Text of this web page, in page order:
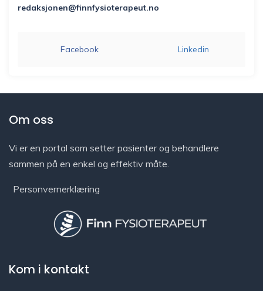
redaksjonen@finnfysioterapeut.no
Facebook Linkedin
Om oss
Vi er en portal som setter pasienter og behandlere
sammen på en enkel og effektiv måte.
Personvernerklæring
Kom i kontakt